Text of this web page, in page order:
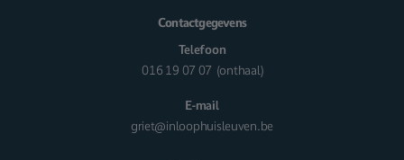
Contactgegevens
Telefoon
016 19 07 07 (onthaal)
E-mail
griet@inloophuisleuven.be